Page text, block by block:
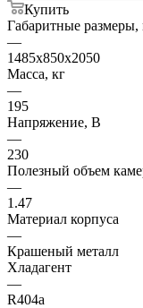
Купить
Габаритные
—
1485х850х2050
Масса, кг
—
195
Напряжение, В
—
230
Полезный объем
—
1.47
Материал корпуса
—
Крашеный металл
Хладагент
—
R404а